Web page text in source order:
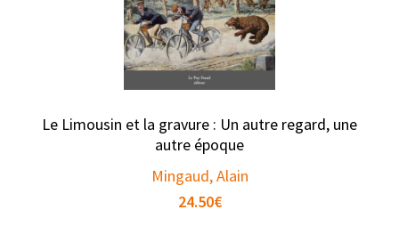
Le Limousin et la gravure : Un autre regard, une
autre époque
Mingaud, Alain
24.50€